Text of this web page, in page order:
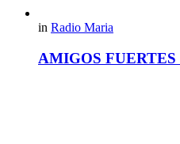
in Radio Maria
AMIGOS FUERTES